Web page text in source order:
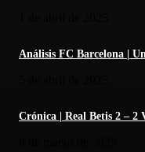
Análisis FC Barcelona |
Crónica | Real Betis 2 – 2